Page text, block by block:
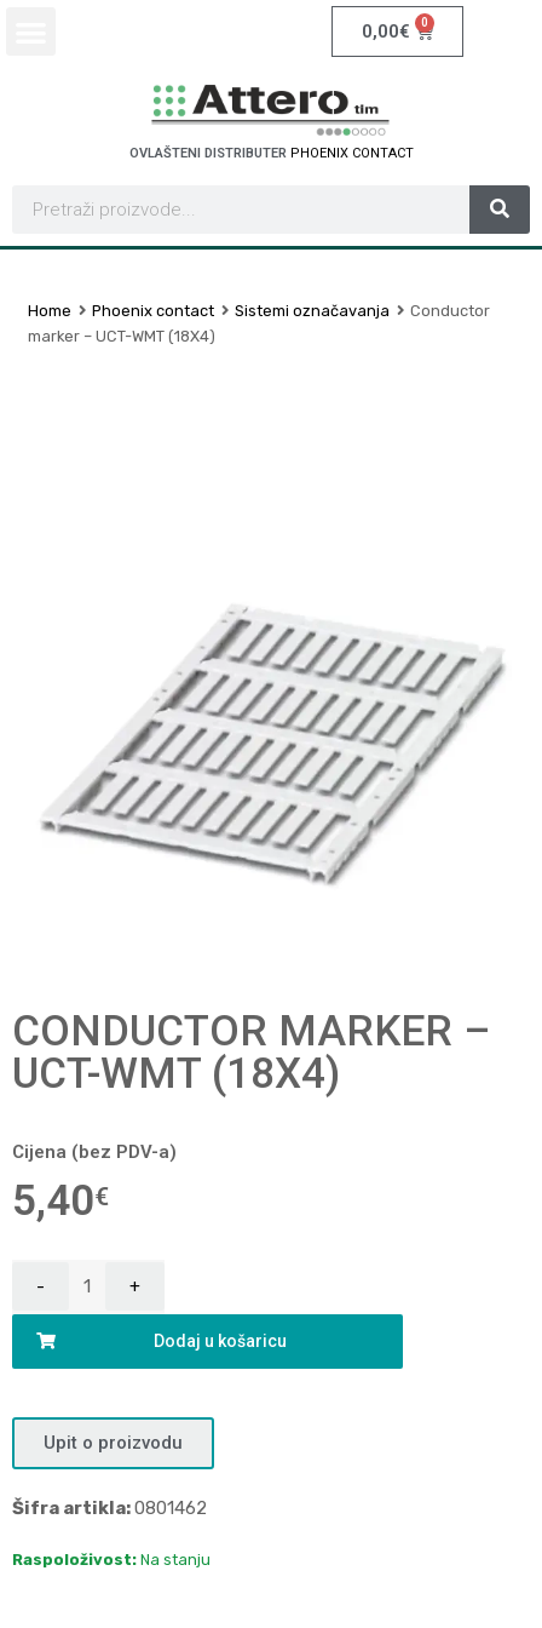
0,00€ 0
OVLAŠTENI DISTRIBUTER PHOENIX CONTACT
Home Phoenix contact Sistemi označavanja
Conductor
marker – UCT-WMT (18X4)
CONDUCTOR MARKER –
UCT-WMT (18X4)
Cijena (bez PDV-a)
5,40€
Dodaj u košaricu
Upit o proizvodu
Šifra artikla:0801462
Raspoloživost: Na stanju